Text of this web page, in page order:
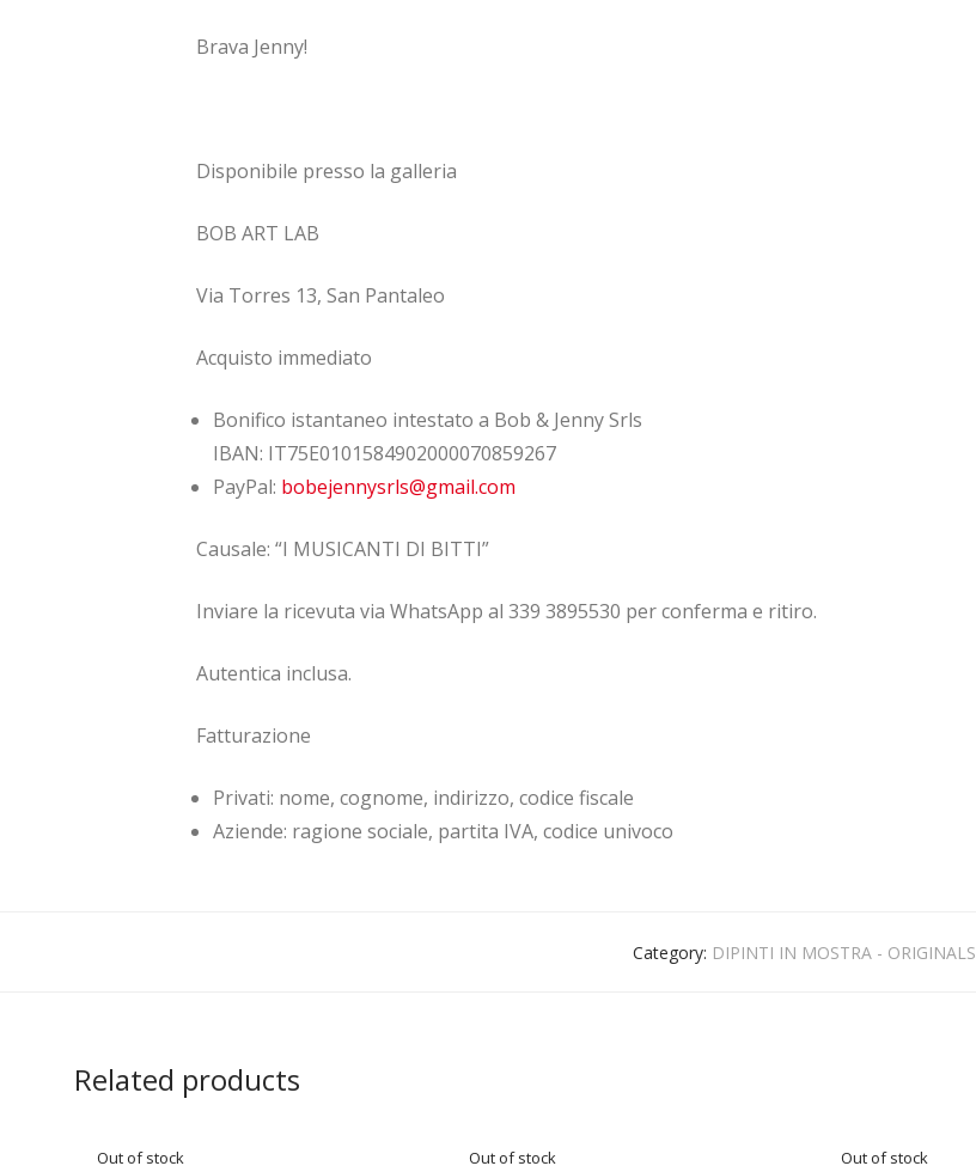
Brava Jenny!
Disponibile presso la galleria
BOB ART LAB
Via Torres 13, San Pantaleo
Acquisto immediato
Bonifico istantaneo intestato a Bob & Jenny Srls
IBAN: IT75E0101584902000070859267
PayPal: bobejennysrls@gmail.com
Causale: “I MUSICANTI DI BITTI”
Inviare la ricevuta via WhatsApp al 339 3895530 per conferma e ritiro.
Autentica inclusa.
Fatturazione
Privati: nome, cognome, indirizzo, codice fiscale
Aziende: ragione sociale, partita IVA, codice univoco
Category: DIPINTI IN MOSTRA - ORIGINALS
Related products